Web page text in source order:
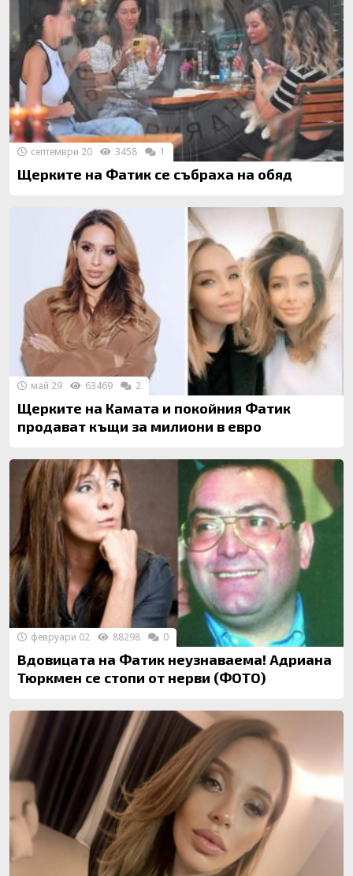
Щерките на Фатик се събраха на обяд
септември 20 3458 1
Щерките на Камата и покойния Фатик
продават къщи за милиони в евро
май 29 63469 2
Вдовицата на Фатик неузнаваема! Адриана
Тюркмен се стопи от нерви (ФОТО)
февруари 02 88298 0